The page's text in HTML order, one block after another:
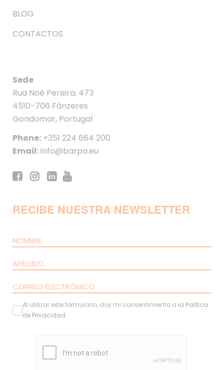
BLOG
CONTACTOS
Sede
Rua Noé Pereira, 473
4510-706 Fânzeres
Gondomar, Portugal
Phone: +351 224 664 200
Email:info@barpa.eu
RECIBE NUESTRA NEWSLETTER
Al utilizar este formulario, doy mi consentimiento a la Política
de Privacidad.